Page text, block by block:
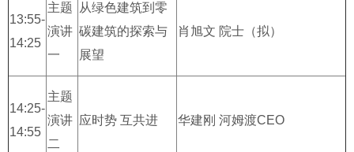
13:55-
14:25
主题
演讲
一
从绿色建筑到零
碳建筑的探索与
展望
肖旭文 院士（拟）
14:25-
14:55
主题
演讲
二
应时势 互共进 华建刚 河姆渡CEO